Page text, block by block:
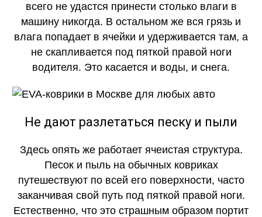
всего не удастся принести столько влаги в
машину никогда. В остальном же вся грязь и
влага попадает в ячейки и удерживается там, а
не скапливается под пяткой правой ноги
водителя. Это касается и воды, и снега.
Не дают разлетаться песку и пыли
Здесь опять же работает ячеистая структура.
Песок и пыль на обычных ковриках
путешествуют по всей его поверхности, часто
заканчивая свой путь под пяткой правой ноги.
Естественно, что это страшным образом портит